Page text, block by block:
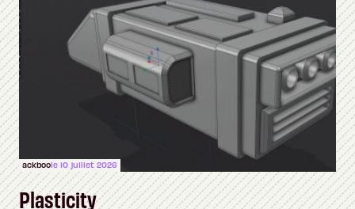
ackboole 10 juillet 2026
Plasticity